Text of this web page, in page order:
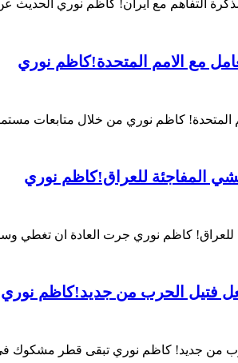
مع ايران! كاظم نوري الحديث عن
مع الامم المتحدة!كاظم نوري
المتحدة! كاظم نوري من خلال متابعات
المفاجئة للعراق!كاظم نوري
للعراق! كاظم نوري جرت العادة ان تغطي
فتيل الحرب من جديد!كاظم نوري
جديد! كاظم نوري تبقى قطر مشكوك في